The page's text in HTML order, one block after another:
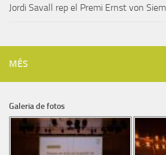
Jordi Savall rep el Premi Ernst von
MÉS
Galeria de fotos